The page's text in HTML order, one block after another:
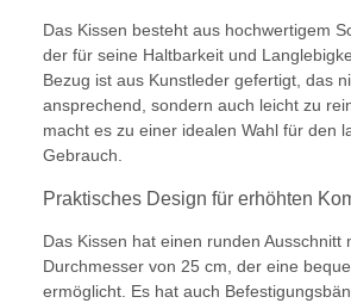
Das Kissen besteht aus hochwertigem
der für seine Haltbarkeit und
Bezug ist aus Kunstleder gefertigt, das
ansprechend, sondern auch leicht zu
macht es zu einer idealen Wahl für den
Gebrauch.
Praktisches Design für erhöhten
Das Kissen hat einen runden Ausschnitt
Durchmesser von 25 cm, der eine
ermöglicht. Es hat auch